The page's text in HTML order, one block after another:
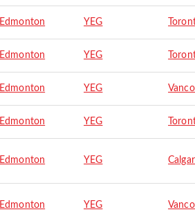
Edmonton YEG
Edmonton YEG
Edmonton YEG
Edmonton YEG
Edmonton YEG
Edmonton YEG